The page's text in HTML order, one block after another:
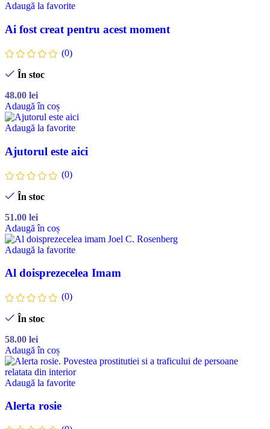
Adaugă la favorite
Ai fost creat pentru acest moment
(0)
În stoc
48.00 lei
Adaugă în coș
Adaugă la favorite
Ajutorul este aici
(0)
În stoc
51.00 lei
Adaugă în coș
Adaugă la favorite
Al doisprezecelea Imam
(0)
În stoc
58.00 lei
Adaugă în coș
Adaugă la favorite
Alerta rosie